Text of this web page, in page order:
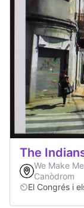
The
We Make
Canòdrom
El Congrés i